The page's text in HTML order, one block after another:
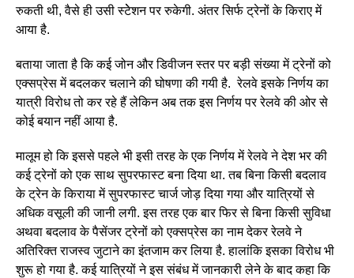
रुकती थी, वैसे ही उसी स्टेेशन पर रुकेगी. अंतर सिर्फ ट्रेनों के किराए में
आया है.
बताया जाता है कि कई जोन और डिवीजन स्तर पर बड़ी संख्या में ट्रेनों को
एक्सप्रेस में बदलकर चलाने की घोषणा की गयी है. रेलवे इसके निर्णय का
यात्री विरोध तो कर रहे हैं लेकिन अब तक इस निर्णय पर रेलवे की ओर से
कोई बयान नहीं आया है.
मालूम हो कि इससे पहले भी इसी तरह के एक निर्णय में रेलवे ने देश भर की
कई ट्रेनों को एक साथ सुपरफास्ट बना दिया था. तब बिना किसी बदलाव
के ट्रेन के किराया में सुपरफास्ट चार्ज जोड़ दिया गया और यात्रियों से
अधिक वसूली की जानी लगी. इस तरह एक बार फिर से बिना किसी सुविधा
अथवा बदलाव के पैसेंजर ट्रेनों को एक्सप्रेस का नाम देकर रेलवे ने
अतिरिक्त राजस्व जुटाने का इंतजाम कर लिया है. हालांकि इसका विरोध भी
शुरू हो गया है. कई यात्रियों ने इस संबंध में जानकारी लेने के बाद कहा कि